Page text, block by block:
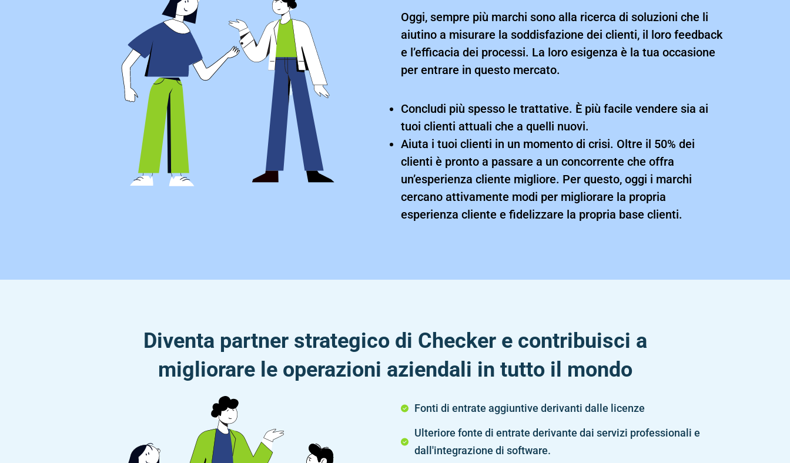
Oggi, sempre più marchi sono alla ricerca di soluzioni che li
aiutino a misurare la soddisfazione dei clienti, il loro feedback
e l’efficacia dei processi. La loro esigenza è la tua occasione
per entrare in questo mercato.​
Concludi più spesso le trattative. È più facile vendere sia ai
tuoi clienti attuali che a quelli nuovi.
Aiuta i tuoi clienti in un momento di crisi. Oltre il 50% dei
clienti è pronto a passare a un concorrente che offra
un’esperienza cliente migliore. Per questo, oggi i marchi
cercano attivamente modi per migliorare la propria
esperienza cliente e fidelizzare la propria base clienti.
Diventa partner strategico di Checker e contribuisci a
migliorare le operazioni aziendali in tutto il mondo
Fonti di entrate aggiuntive derivanti dalle licenze
Ulteriore fonte di entrate derivante dai servizi professionali e
dall'integrazione di software.